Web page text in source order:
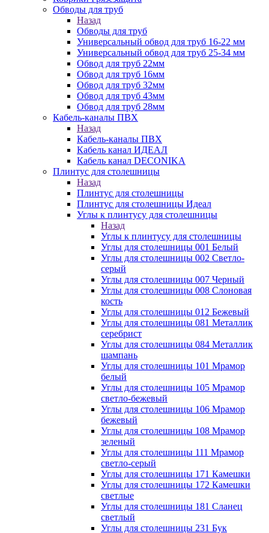
Обводы для труб
Назад
Обводы для труб
Универсальный обвод для труб 16-22 мм
Универсальный обвод для труб 25-34 мм
Обвод для труб 22мм
Обвод для труб 16мм
Обвод для труб 32мм
Обвод для труб 43мм
Обвод для труб 28мм
Кабель-каналы ПВХ
Назад
Кабель-каналы ПВХ
Кабель канал ИДЕАЛ
Кабель канал DECONIKA
Плинтус для столешницы
Назад
Плинтус для столешницы
Плинтус для столешницы Идеал
Углы к плинтусу для столешницы
Назад
Углы к плинтусу для столешницы
Углы для столешницы 001 Белый
Углы для столешницы 002 Светло-
серый
Углы для столешницы 007 Черный
Углы для столешницы 008 Слоновая
кость
Углы для столешницы 012 Бежевый
Углы для столешницы 081 Металлик
серебрист
Углы для столешницы 084 Металлик
шампань
Углы для столешницы 101 Мрамор
белый
Углы для столешницы 105 Мрамор
светло-бежевый
Углы для столешницы 106 Мрамор
бежевый
Углы для столешницы 108 Мрамор
зеленый
Углы для столешницы 111 Мрамор
светло-серый
Углы для столешницы 171 Камешки
Углы для столешницы 172 Камешки
светлые
Углы для столешницы 181 Сланец
светлый
Углы для столешницы 231 Бук